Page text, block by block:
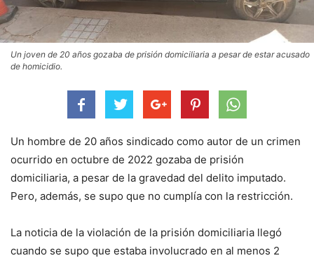
Un joven de 20 años gozaba de prisión domiciliaria a pesar de estar acusado
de homicidio.
Un hombre de 20 años sindicado como autor de un crimen
ocurrido en octubre de 2022 gozaba de prisión
domiciliaria, a pesar de la gravedad del delito imputado.
Pero, además, se supo que no cumplía con la restricción.
La noticia de la violación de la prisión domiciliaria llegó
cuando se supo que estaba involucrado en al menos 2